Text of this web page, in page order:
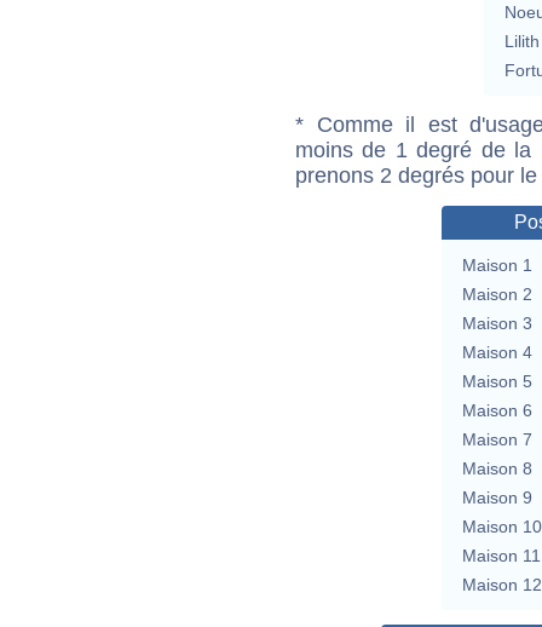
Lilith
* Comme il est
moins de 1 degré de la
prenons 2 degrés pour
Maison 1
Maison 2
Maison 3
Maison 4
Maison 5
Maison 6
Maison 7
Maison 8
Maison 9
Maison 10
Maison 11
Maison 12